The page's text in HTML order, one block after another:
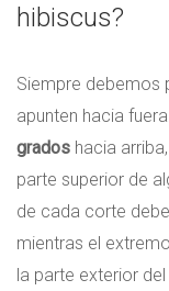
hibiscus?
Siempre debemos
apunten hacia
grados hacia
parte superior de
de cada corte
mientras el
la parte exterior del